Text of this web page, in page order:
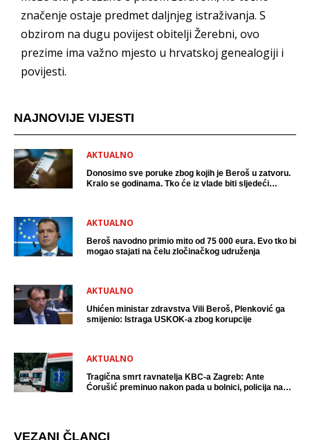
značenje ostaje predmet daljnjeg istraživanja. S
obzirom na dugu povijest obitelji Žerebni, ovo
prezime ima važno mjesto u hrvatskoj genealogiji i
povijesti.
NAJNOVIJE VIJESTI
AKTUALNO
Donosimo sve poruke zbog kojih je Beroš u zatvoru.
Kralo se godinama. Tko će iz vlade biti sljedeći
AKTUALNO
Beroš navodno primio mito od 75 000 eura. Evo tko bi
mogao stajati na čelu zločinačkog udruženja
AKTUALNO
Uhićen ministar zdravstva Vili Beroš, Plenković ga
smijenio: Istraga USKOK-a zbog korupcije
AKTUALNO
Tragična smrt ravnatelja KBC-a Zagreb: Ante
Ćorušić preminuo nakon pada u bolnici, policija na
VEZANI ČLANCI